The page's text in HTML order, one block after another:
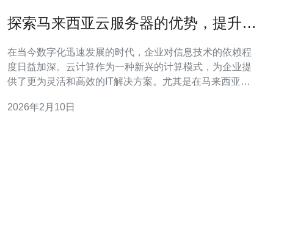
探索马来西亚云服务器的优势，提升您
在当今数字化迅速发展的时代，企业对信息技术的依赖程
度日益加深。云计算作为一种新兴的计算模式，为企业提
供了更为灵活和高效的IT解决方案。尤其是在马来西亚，
具。本文将深入探讨马来西亚云服务器的优势，帮助您了
2026年2月10日